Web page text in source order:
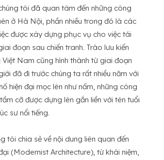
tôi đã quan tâm đến những công
ở Hà Nội, phần nhiều trong đó là các
được xây dựng phục vụ cho việc tái
đoạn sau chiến tranh. Trào lưu kiến
Việt Nam cũng hình thành từ giai đoạn
đã đi trước chúng ta rất nhiều năm với
hiện đại mọc lên như nấm, những công
cỡ được dựng lên gắn liền với tên tuổi
sư nổi tiếng.
tôi chia sẻ về nội dung liên quan đến
(Modernist Architecture), từ khái niệm,